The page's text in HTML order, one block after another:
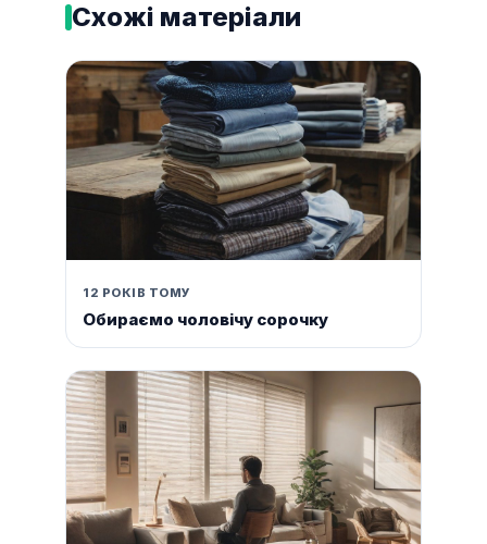
Схожі матеріали
12 РОКІВ ТОМУ
Обираємо чоловічу сорочку